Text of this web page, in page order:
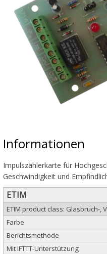
Informationen
Impulszählerkarte für
Geschwindigkeit und
ETIM
ETIM product class: Glasbruch-,
Farbe
Berichtsmethode
Mit IFTTT-Unterstützung